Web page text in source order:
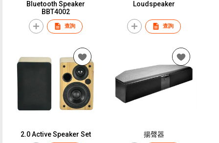
Bluetooth Speaker
BBT4002
查詢
Loudspeaker
查詢
2.0 Active Speaker Set 揚聲器